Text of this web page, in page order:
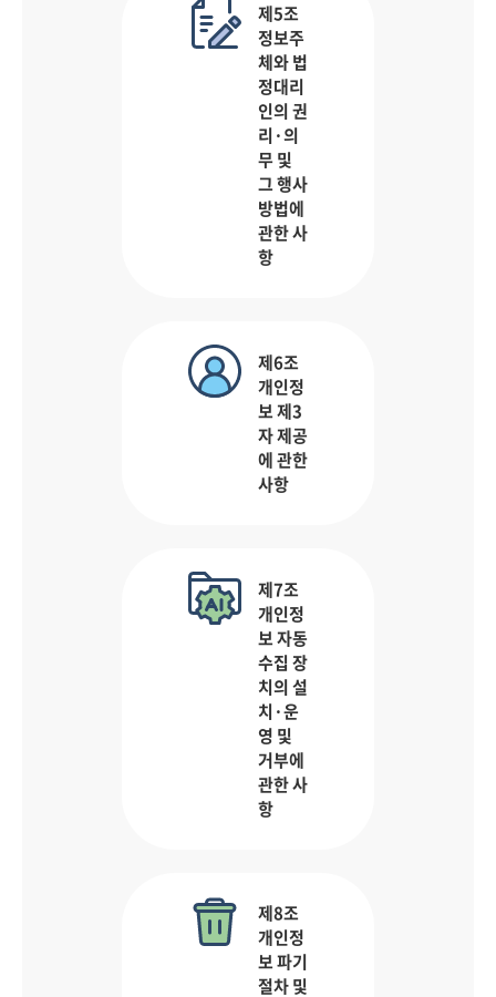
제5조
정보주
체와 법
정대리
인의 권
리·의
무 및
그 행사
방법에
관한 사
항
제6조
개인정
보 제3
자 제공
에 관한
사항
제7조
개인정
보 자동
수집 장
치의 설
치·운
영 및
거부에
관한 사
항
제8조
개인정
보 파기
절차 및